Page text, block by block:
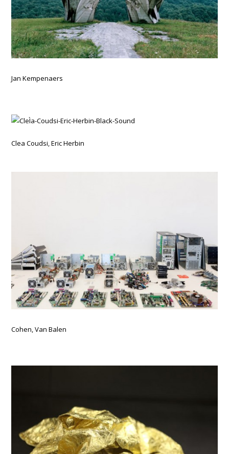
Jan Kempenaers
Clea Coudsi, Eric Herbin
Cohen, Van Balen